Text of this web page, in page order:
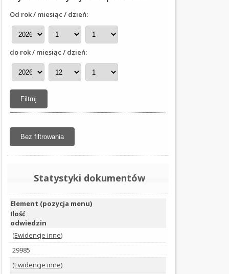
JEDNOSTKI
OŚWIADCZENIA
MAJĄTKOWE
OGŁOSZENIA
I
PRZETARGI
ŚRODOWISKA
PODATKI
OPŁATY
ORGANIZACJE
POZARZĄDOWE
PRAWO
MIEJSCOWE
(Kliknięcie spowoduje otwarcie nowej karty)
WYBORY
Od rok / miesiąc / dzień:
do rok / miesiąc / dzień:
Statystyki dokumentów
Element (pozycja menu)
Ilość
odwiedzin
(Ewidencje inne)
29985
(Ewidencje inne)